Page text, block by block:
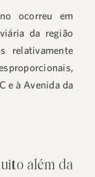
ocorreu em
da região
relativamente
e à Avenida da
além da